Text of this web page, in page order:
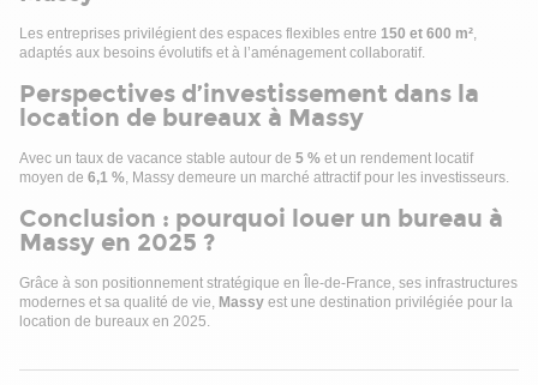
Les entreprises privilégient des espaces flexibles entre 150 et 600 m²,
adaptés aux besoins évolutifs et à l’aménagement collaboratif.
Perspectives d’investissement dans la
location de bureaux à Massy
Avec un taux de vacance stable autour de 5 % et un rendement locatif
moyen de 6,1 %, Massy demeure un marché attractif pour les investisseurs.
Conclusion : pourquoi louer un bureau à
Massy en 2025 ?
Grâce à son positionnement stratégique en Île-de-France, ses infrastructures
modernes et sa qualité de vie, Massy est une destination privilégiée pour la
location de bureaux en 2025.